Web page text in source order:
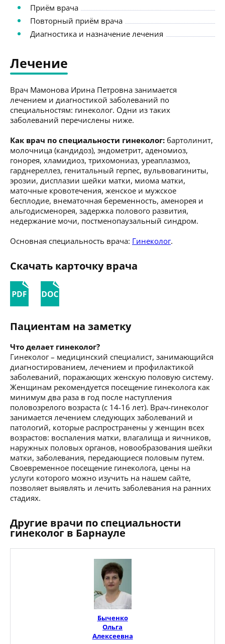
Приём врача
Повторный приём врача
Диагностика и назначение лечения
Лечение
Врач Мамонова Ирина Петровна занимается
лечением и диагностикой заболеваний по
специальностям: гинеколог. Одни из таких
заболеваний перечислены ниже.
Как врач по специальности гинеколог: бартолинит,
молочница (кандидоз), эндометрит, аденомиоз,
гонорея, хламидиоз, трихомониаз, уреаплазмоз,
гарднереллез, генитальный герпес, вульвовагиниты,
эрозии, дисплазии шейки матки, миома матки,
маточные кровотечения, женское и мужское
бесплодие, внематочная беременность, аменорея и
альгодисменорея, задержка полового развития,
недержание мочи, постменопаузальный синдром.
Основная специальность врача: Гинеколог.
Скачать карточку врача
Пациентам на заметку
Что делает гинеколог?
Гинеколог – медицинский специалист, занимающийся
диагностированием, лечением и профилактикой
заболеваний, поражающих женскую половую систему.
Женщинам рекомендуется посещение гинеколога как
минимум два раза в год после наступления
половозрелого возраста (с 14-16 лет). Врач-гинеколог
занимается лечением следующих заболеваний и
патологий, которые распространены у женщин всех
возрастов: воспаления матки, влагалища и яичников,
наружных половых органов, новообразования шейки
матки, заболевания, передающиеся половым путем.
Своевременное посещение гинеколога, цены на
услуги которого можно изучить на нашем сайте,
позволяет выявлять и лечить заболевания на ранних
стадиях.
Другие врачи по специальности
гинеколог в Барнауле
Быченко
Ольга
Алексеевна